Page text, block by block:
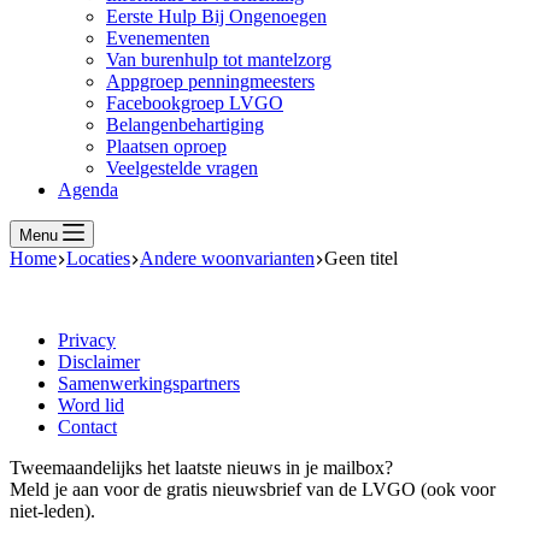
Eerste Hulp Bij Ongenoegen
Evenementen
Van burenhulp tot mantelzorg
Appgroep penningmeesters
Facebookgroep LVGO
Belangenbehartiging
Plaatsen oproep
Veelgestelde vragen
Agenda
Menu
Home Locaties Andere woonvarianten Geen titel
Privacy
Disclaimer
Samenwerkingspartners
Word lid
Contact
Tweemaandelijks het laatste nieuws in je mailbox?
Meld je aan voor de gratis nieuwsbrief van de LVGO (ook voor
niet-leden).